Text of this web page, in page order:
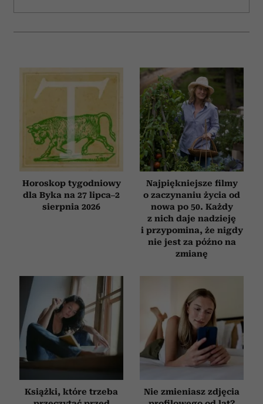
Horoskop tygodniowy
dla Byka na 27 lipca–2
sierpnia 2026
Najpiękniejsze filmy
o zaczynaniu życia od
nowa po 50. Każdy
z nich daje nadzieję
i przypomina, że nigdy
nie jest za późno na
zmianę
Książki, które trzeba
Nie zmieniasz zdjęcia